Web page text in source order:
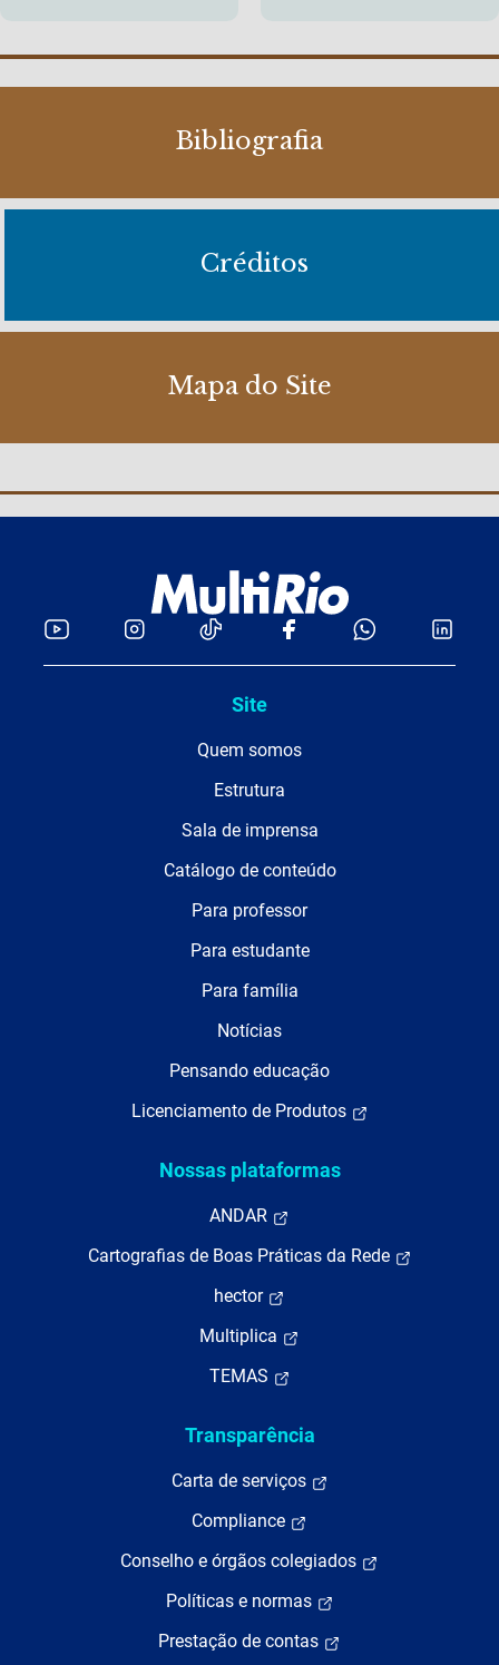
Bibliografia
Créditos
Mapa do Site
Site
Quem somos
Estrutura
Sala de imprensa
Catálogo de conteúdo
Para professor
Para estudante
Para família
Notícias
Pensando educação
Licenciamento de Produtos
Nossas plataformas
ANDAR
Cartografias de Boas Práticas da Rede
hector
Multiplica
TEMAS
Transparência
Carta de serviços
Compliance
Conselho e órgãos colegiados
Políticas e normas
Prestação de contas